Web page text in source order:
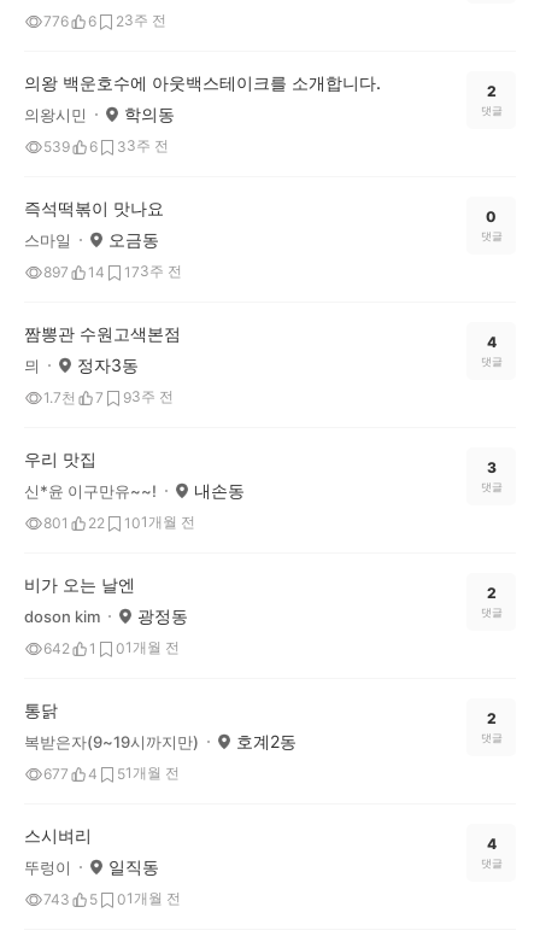
776 6 23주 전
의왕 백운호수에 아웃백스테이크를 소개합니다.
의왕시민 학의동
539 6 33주 전
2
댓글
즉석떡볶이 맛나요
스마일 오금동
897 14 173주 전
0
댓글
짬뽕관 수원고색본점
믜 정자3동
1.7천 7 93주 전
4
댓글
우리 맛집
신*윤 이구만유~~! 내손동
801 22 101개월 전
3
댓글
비가 오는 날엔
doson kim 광정동
642 1 01개월 전
2
댓글
통닭
복받은자(9~19시까지만) 호계2동
677 4 51개월 전
2
댓글
스시벼리
뚜렁이 일직동
743 5 01개월 전
4
댓글